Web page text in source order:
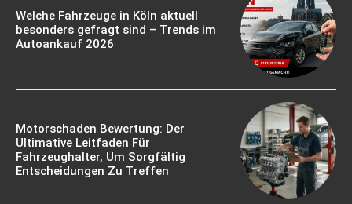
Welche Fahrzeuge in Köln aktuell
besonders gefragt sind – Trends im
Autoankauf 2026
Motorschaden Bewertung: Der
Ultimative Leitfaden Für
Fahrzeughalter, Um Sorgfältig
Entscheidungen Zu Treffen